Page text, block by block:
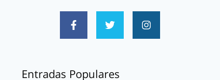
Entradas Populares